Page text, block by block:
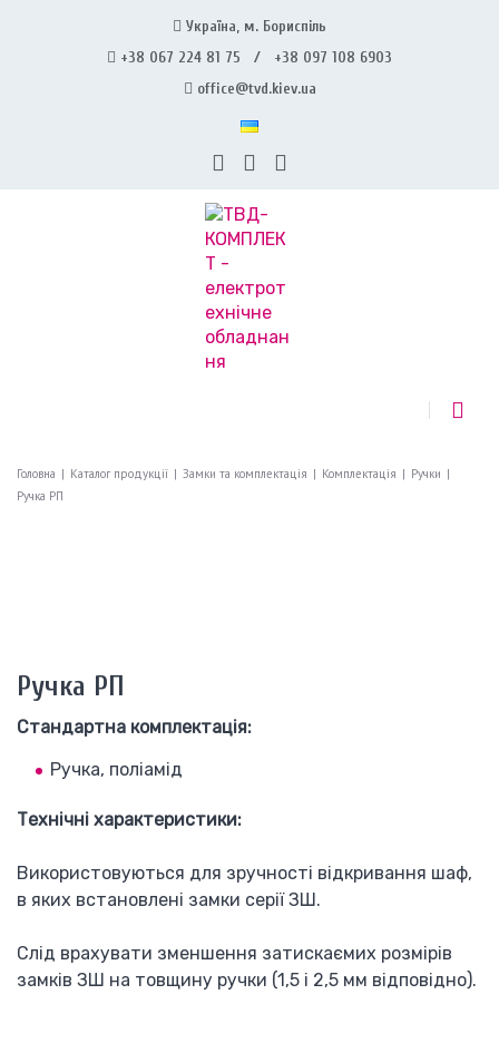
Україна, м. Бориспіль
+38 067 224 81 75 / +38 097 108 6903
office@tvd.kiev.ua
Головна | Каталог продукції | Замки та комплектація | Комплектація | Ручки |
Ручка РП
Ручка РП
Стандартна комплектація:
Ручка, поліамід
Технічні характеристики:
Використовуються для зручності відкривання шаф,
в яких встановлені замки серії ЗШ.
Слід врахувати зменшення затискаємих розмірів
замків ЗШ на товщину ручки (1,5 і 2,5 мм відповідно).